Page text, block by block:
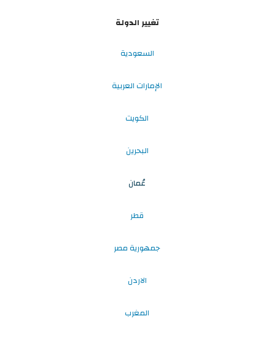
تغيير الدولة
السعودية
الإمارات العربية
الكويت
البحرين
عُمان
قطر
جمهورية مصر
الاردن
المغرب